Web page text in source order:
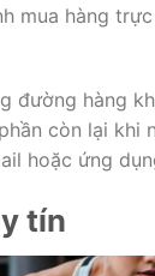
mua hàng
đường hàng
còn lại khi
hoặc ứng
tín